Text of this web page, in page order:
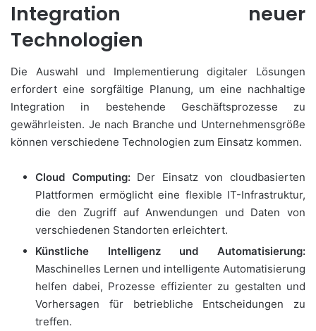
Integration neuer
Technologien
Die Auswahl und Implementierung digitaler Lösungen
erfordert eine sorgfältige Planung, um eine nachhaltige
Integration in bestehende Geschäftsprozesse zu
gewährleisten. Je nach Branche und Unternehmensgröße
können verschiedene Technologien zum Einsatz kommen.
Cloud Computing:Der Einsatz von cloudbasierten
Plattformen ermöglicht eine flexible IT-Infrastruktur,
die den Zugriff auf Anwendungen und Daten von
verschiedenen Standorten erleichtert.
Künstliche Intelligenz und Automatisierung:
Maschinelles Lernen und intelligente Automatisierung
helfen dabei, Prozesse effizienter zu gestalten und
Vorhersagen für betriebliche Entscheidungen zu
treffen.